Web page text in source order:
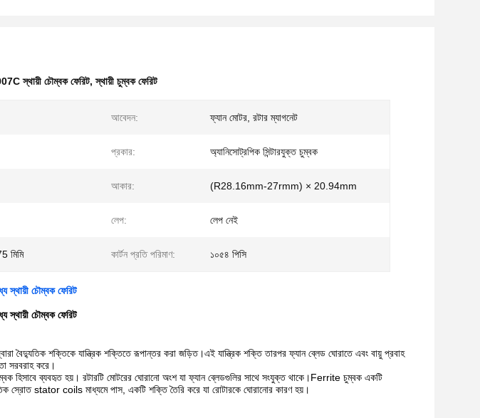
স্থায়ী চৌম্বক ফেরিট,স্থায়ী চুম্বক ফেরিট
আবেদন: ফ্যান মোটর, রটার ম্যাগনেট
প্রকার: অ্যানিসোট্রপিক সিন্টারযুক্ত চুম্বক
আকার: (R28.16mm-27rmm) × 20.94mm
লেপ: লেপ নেই
মিমি কার্টন প্রতি পরিমাণ: ১০৫৪ পিসি
স্থায়ী চৌম্বক ফেরিট
স্থায়ী চৌম্বক ফেরিট
বৈদ্যুতিক শক্তিকে যান্ত্রিক শক্তিতে রূপান্তর করা জড়িত।এই যান্ত্রিক শক্তি তারপর ফ্যান ব্লেড ঘোরাতে এবং বায়ু প্রবাহ
সরবরাহ করে।
হিসাবে ব্যবহৃত হয়। রটারটি মোটরের ঘোরানো অংশ যা ফ্যান ব্লেডগুলির সাথে সংযুক্ত থাকে।Ferrite চুম্বক একটি
স্রোত stator coils মাধ্যমে পাস, একটি শক্তি তৈরি করে যা রোটারকে ঘোরানোর কারণ হয়।